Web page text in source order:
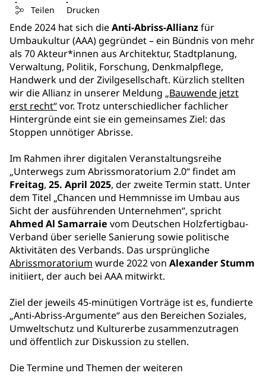
Teilen Drucken
Ende 2024 hat sich dieAnti-Abriss-Allianzfür
Umbaukultur (AAA) gegründet – ein Bündnis von mehr
als 70 Akteur*innen aus Architektur, Stadtplanung,
Verwaltung, Politik, Forschung, Denkmalpflege,
Handwerk und der Zivilgesellschaft. Kürzlich stellten
wir die Allianz in unserer Meldung „Bauwende jetzt
erst recht“vor. Trotz unterschiedlicher fachlicher
Hintergründe eint sie ein gemeinsames Ziel: das
Stoppen unnötiger Abrisse.
Im Rahmen ihrer digitalen Veranstaltungsreihe
„Unterwegs zum Abrissmoratorium 2.0“ findet am
Freitag, 25. April 2025, der zweite Termin statt. Unter
dem Titel „Chancen und Hemmnisse im Umbau aus
Sicht der ausführenden Unternehmen“, spricht
Ahmed Al Samarraie vom Deutschen Holzfertigbau-
Verband über serielle Sanierung sowie politische
Aktivitäten des Verbands. Das ursprüngliche
Abrissmoratorium wurde 2022 von Alexander Stumm
initiiert, der auch bei AAA mitwirkt.
Ziel der jeweils 45-minütigen Vorträge ist es, fundierte
„Anti-Abriss-Argumente“ aus den Bereichen Soziales,
Umweltschutz und Kulturerbe zusammenzutragen
und öffentlich zur Diskussion zu stellen.
Die Termine und Themen der weiteren